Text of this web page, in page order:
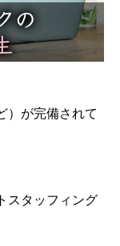
）が完備されて
スタッフィング